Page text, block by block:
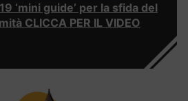
‘mini guide’ per la sfida del
CLICCA PER IL VIDEO